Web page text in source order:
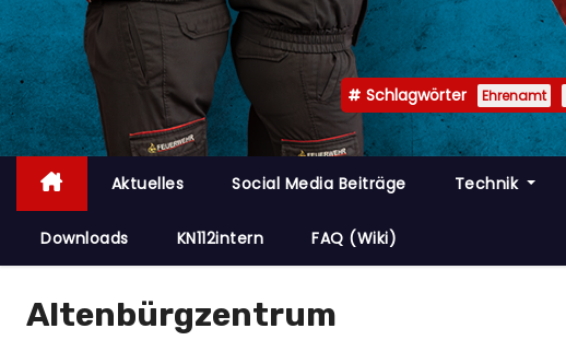
n
Schlagwörter Ehrenamt
Aktuelles Social Media Beiträge Technik
Downloads KN112intern FAQ (Wiki)
Altenbürgzentrum